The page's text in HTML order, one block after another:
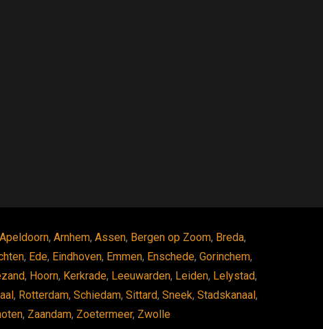
Apeldoorn, Arnhem, Assen, Bergen op Zoom, Breda,
, Ede, Eindhoven, Emmen, Enschede, Gorinchem,
, Hoorn, Kerkrade, Leeuwarden, Leiden, Lelystad,
, Rotterdam, Schiedam, Sittard, Sneek, Stadskanaal ,
, Zaandam, Zoetermeer, Zwolle